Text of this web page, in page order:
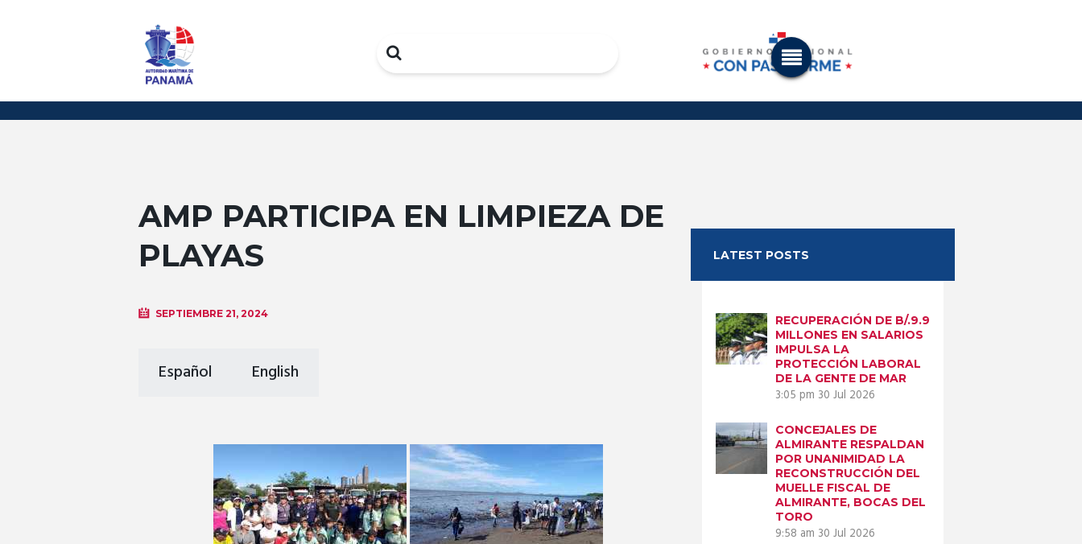
Search
AMP PARTICIPA EN LIMPIEZA DE
PLAYAS
SEPTIEMBRE 21, 2024
Español English
LATEST POSTS
RECUPERACIÓN DE B/.9.9
MILLONES EN SALARIOS
IMPULSA LA
PROTECCIÓN LABORAL
DE LA GENTE DE MAR
3:05 pm 30 Jul 2026
CONCEJALES DE
ALMIRANTE RESPALDAN
POR UNANIMIDAD LA
RECONSTRUCCIÓN DEL
MUELLE FISCAL DE
ALMIRANTE, BOCAS DEL
TORO
9:58 am 30 Jul 2026